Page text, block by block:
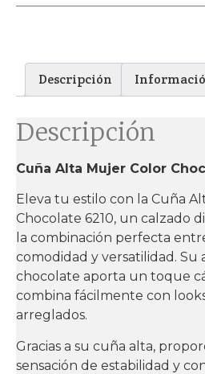
Descripción
Descripción
Cuña Alta Mujer Color
Eleva tu estilo con la Cuña
Chocolate 6210, un calzado
la combinación perfecta
comodidad y versatilidad. Su
chocolate aporta un toque
combina fácilmente con
arreglados.
Gracias a su cuña alta,
sensación de estabilidad y